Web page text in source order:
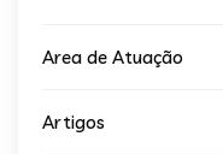
Area de Atuação
Artigos